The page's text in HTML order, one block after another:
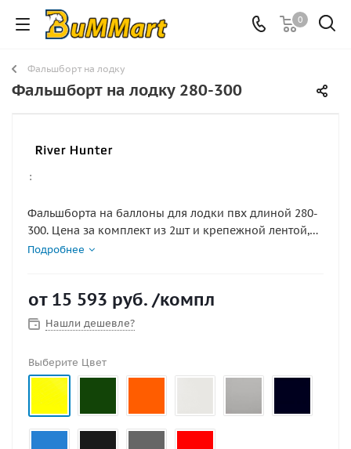
0
Фальшборт на лодку
Фальшборт на лодку 280-300
:
Фальшборта на баллоны для лодки пвх длиной 280-
300. Цена за комплект из 2шт и крепежной лентой,
приклеенной к фальшбортам снизу для установки на
красном зеленом, синем, оранжевом цвете. длинна
200см
Что дает фальшборт?
лодке плавучесть, служит для защиты пассажиров и
вещей от ветра и брызг, обеспечивает комфорт и
безопасность. Вдоль фальшборта установлен леер,
для того чтобы держаться за борта лодки. Леер
Подробнее
от 15 593 руб. /компл
Нашли дешевле?
Выберите Цвет